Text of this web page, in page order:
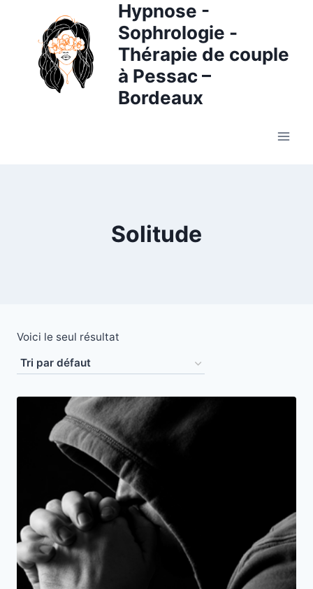
contenu
Hypnose -
Sophrologie -
Thérapie de couple
à Pessac –
Bordeaux
Solitude
Voici le seul résultat